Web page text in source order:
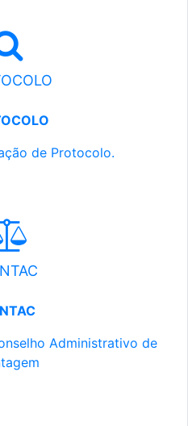
de Protocolo.
Administrativo de